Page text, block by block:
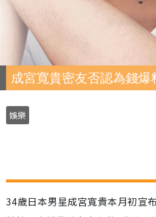
成宮寬貴密友否認為錢爆
娛樂
34歲日本男星成宮寬貴本月初宣